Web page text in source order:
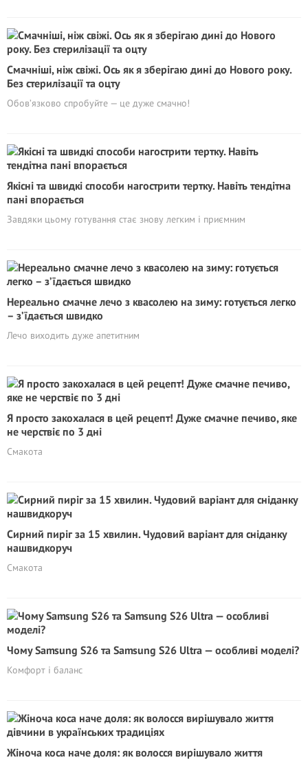
Смачніші, ніж свіжі. Ось як я зберігаю дині до Нового року.
Без стерилізації та оцту
Обов’язково спробуйте — це дуже смачно!
Якісні та швидкі способи нагострити тертку. Навіть тендітна
пані впорається
Завдяки цьому готування стає знову легким і приємним
Нереально смачне лечо з квасолею на зиму: готується легко
– з’їдається швидко
Лечо виходить дуже апетитним
Я просто закохалася в цей рецепт! Дуже смачне печиво, яке
не черствіє по 3 дні
Смакота
Сирний пиріг за 15 хвилин. Чудовий варіант для сніданку
нашвидкоруч
Смакота
Чому Samsung S26 та Samsung S26 Ultra — особливі моделі?
Комфорт і баланс
Жіноча коса наче доля: як волосся вирішувало життя